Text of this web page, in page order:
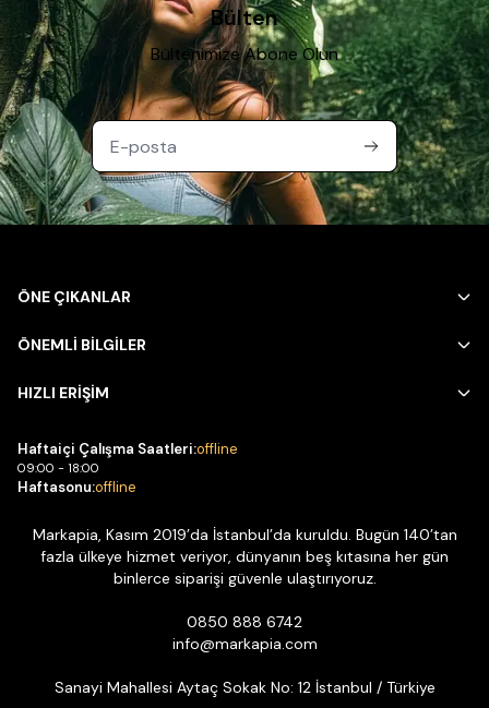
Bülten
Bültenimize Abone Olun
ÖNE ÇIKANLAR
ÖNEMLİ BİLGİLER
HIZLI ERİŞİM
Haftaiçi Çalışma Saatleri:offline
09:00 - 18:00
Haftasonu:offline
Markapia, Kasım 2019’da İstanbul’da kuruldu. Bugün 140’tan
fazla ülkeye hizmet veriyor, dünyanın beş kıtasına her gün
binlerce siparişi güvenle ulaştırıyoruz.
0850 888 6742
info@markapia.com
Sanayi Mahallesi Aytaç Sokak No: 12 İstanbul / Türkiye